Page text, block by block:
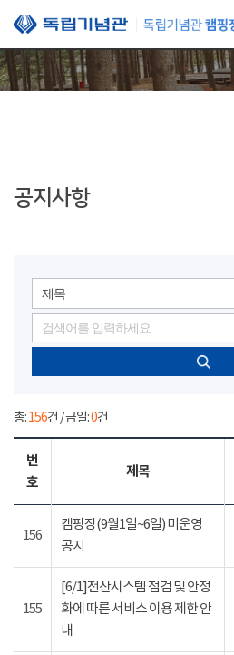
본문 바로가기
공지사항
제목
총:156건 / 금일:0건
번
호
제목
156
캠핑장(9월1일~6일) 미운영
공지
155
[6/1]전산시스템 점검 및 안정
화에 따른 서비스 이용 제한 안
내